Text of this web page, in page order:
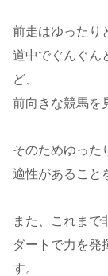
前走はゆったり
道中でぐんぐん
ど、
前向きな競馬を
そのためゆった
適性があること
また、これまで
ダートで力を発
す。